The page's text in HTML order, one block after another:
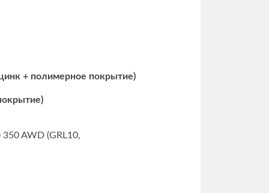
+ полимерное покрытие)
350 AWD (GRL10,